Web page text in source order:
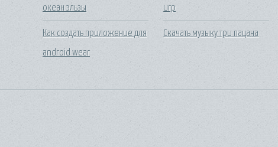
океан эльзы
Как создать приложение для
android wear
игр
Скачать музыку три пацана